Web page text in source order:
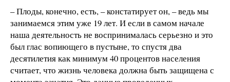
– Плоды, конечно, есть, – констатирует он, – ведь мы
занимаемся этим уже 19 лет. И если в самом начале
наша деятельность не воспринималась серьезно и это
был глас вопиющего в пустыне, то спустя два
десятилетия как минимум 40 процентов населения
считает, что жизнь человека должна быть защищена с